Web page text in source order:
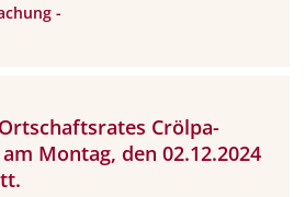
-
Crölpa-
Montag, den 02.12.2024